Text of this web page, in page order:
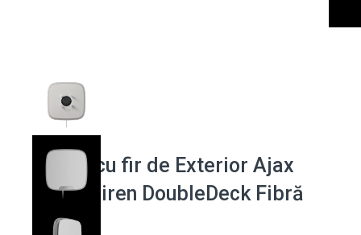
Sirenă cu fir de Exterior Ajax
StreetSiren DoubleDeck Fibră
Albă